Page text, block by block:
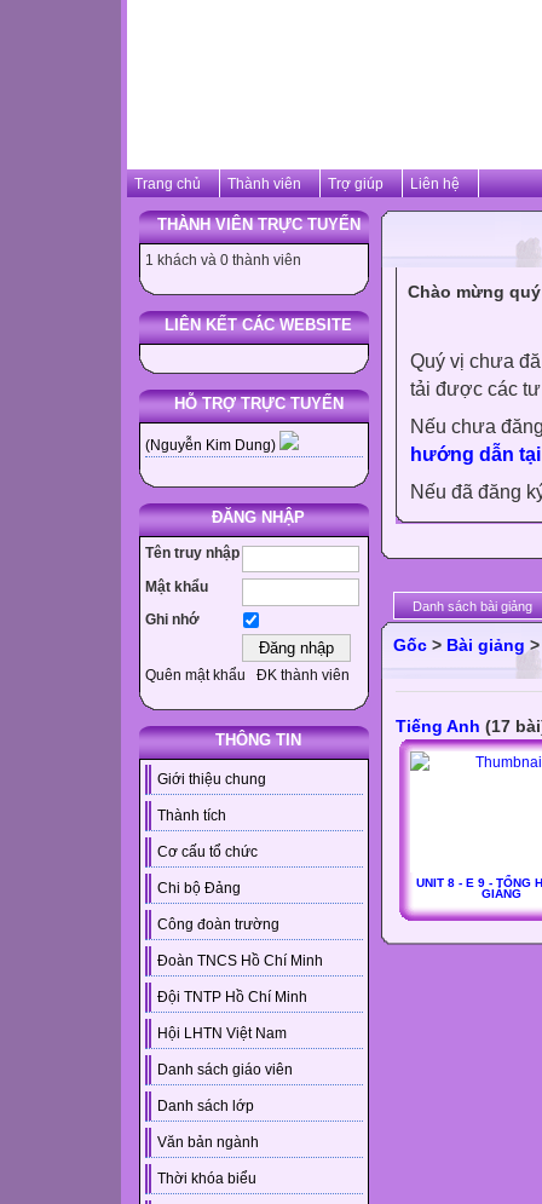
Trang chủ Thành viên Trợ giúp Liên hệ
THÀNH VIÊN TRỰC TUYẾN
1 khách và 0 thành viên
LIÊN KẾT CÁC WEBSITE
HỖ TRỢ TRỰC TUYẾN
(Nguyễn Kim Dung)
ĐĂNG NHẬP
Tên truy nhập
Mật khẩu
Ghi nhớ
Quên mật khẩu ĐK thành viên
THÔNG TIN
Giới thiệu chung
Thành tích
Cơ cấu tổ chức
Chi bộ Đảng
Công đoàn trường
Đoàn TNCS Hồ Chí Minh
Đội TNTP Hồ Chí Minh
Hội LHTN Việt Nam
Danh sách giáo viên
Danh sách lớp
Văn bản ngành
Thời khóa biểu
Chào mừng
Quý vị chưa
tải được các
Nếu chưa
hướng dẫn
Nếu đã đăng
Danh sách bài giảng
Gốc > Bài giảng
Tiếng Anh (17
UNIT 8 - E 9 - TỔNG
GIẢNG